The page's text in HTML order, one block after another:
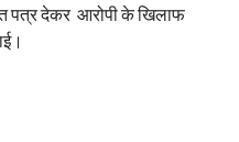
पत्र देकर आरोपी के खिलाफ